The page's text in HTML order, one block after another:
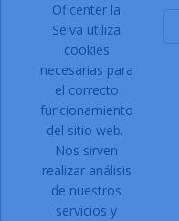
SIGN UP
Acepto las condiciones
confidencialidad
Oficenter la
Selva utiliza
cookies
necesarias para
el correcto
funcionamiento
del sitio web.
Nos sirven
realizar análisis
de nuestros
servicios y